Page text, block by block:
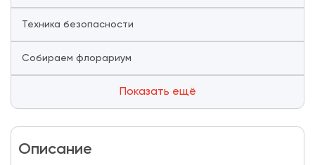
Техника безопасности
Собираем флорариум
Показать ещё
Описание